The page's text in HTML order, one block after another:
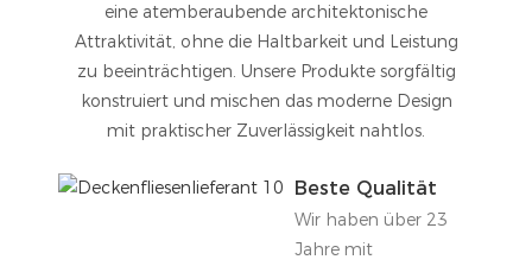
eine atemberaubende architektonische
Attraktivität, ohne die Haltbarkeit und Leistung
zu beeinträchtigen. Unsere Produkte sorgfältig
konstruiert und mischen das moderne Design
mit praktischer Zuverlässigkeit nahtlos.
Beste Qualität
Wir haben über 23
Jahre mit